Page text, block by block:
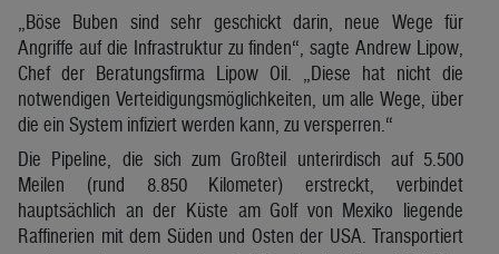
„Böse Buben sind sehr geschickt darin, neue Wege für
Angriffe auf die Infrastruktur zu finden“, sagte Andrew Lipow,
Chef der Beratungsfirma Lipow Oil. „Diese hat nicht die
notwendigen Verteidigungsmöglichkeiten, um alle Wege, über
die ein System infiziert werden kann, zu versperren.“
Die Pipeline, die sich zum Großteil unterirdisch auf 5.500
Meilen (rund 8.850 Kilometer) erstreckt, verbindet
hauptsächlich an der Küste am Golf von Mexiko liegende
Raffinerien mit dem Süden und Osten der USA. Transportiert